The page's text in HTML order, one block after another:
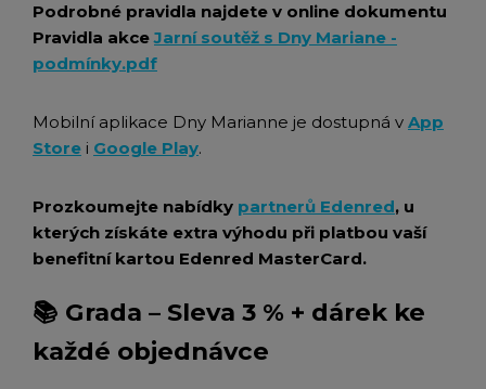
Podrobné pravidla najdete v online dokumentu
Pravidla akce Jarní soutěž s Dny Mariane -
podmínky.pdf
Mobilní aplikace Dny Marianne je dostupná v App
Store i Google Play.
Prozkoumejte nabídky partnerů Edenred, u
kterých získáte extra výhodu při platbou vaší
benefitní kartou Edenred MasterCard.
📚 Grada – Sleva 3 % + dárek ke
každé objednávce